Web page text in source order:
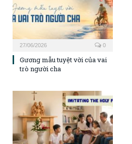
27/06/2026 0
Gương mẫu tuyệt vời của vai
trò người cha